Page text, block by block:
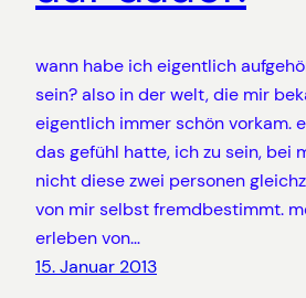
wann habe ich eigentlich
sein? also in der welt, die mir
eigentlich immer schön vorkam.
das gefühl hatte, ich zu sein, bei
nicht diese zwei personen
von mir selbst fremdbestimmt.
erleben von…
15. Januar 2013